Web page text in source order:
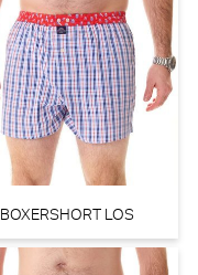
BOXERSHORT LOS